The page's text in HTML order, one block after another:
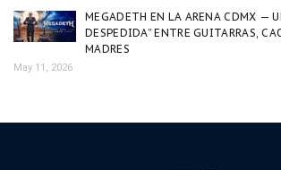
MEGADETH EN LA ARENA CDMX —
DESPEDIDA” ENTRE GUITARRAS,
MADRES
May 11, 2026